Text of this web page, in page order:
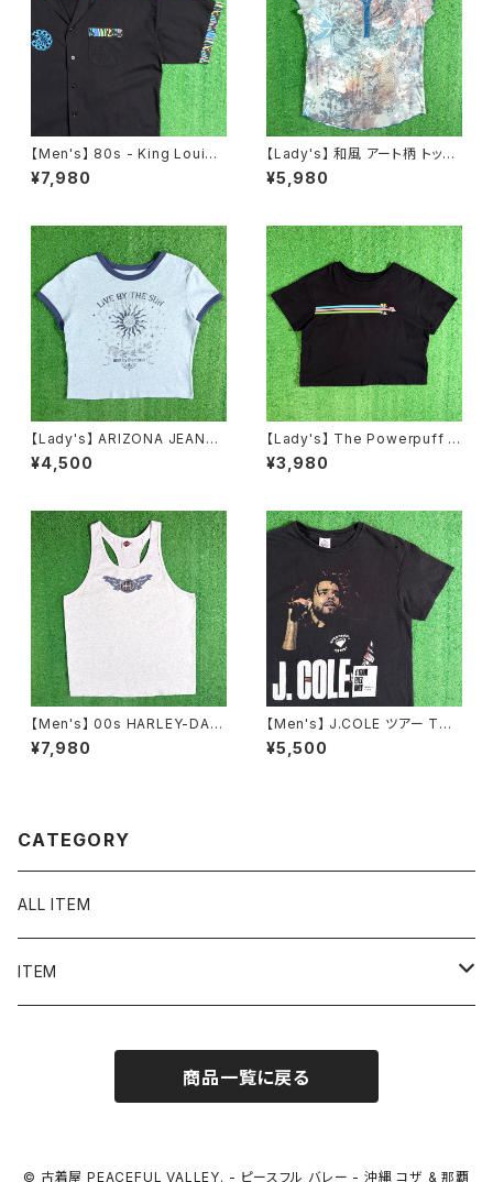
【Men's】 80s - King Louie
DOLPHIN 開襟 ボーリングシャ
ツ / アメリカ製 USA製 80年代
¥7,980
【Lady's】 和風 アート柄 トップ
ス / アメリカ製 USA製 古着 レ
ディース T-Shirt ティーシャツ
¥5,980
【Lady's】 ARIZONA JEANS
CO サン・ムーン モチーフ リン
ガー Tシャツ / ティーシャツ T-
¥4,500
【Lady's】 The Powerpuff G
irls Tシャツ / ティーシャツ T-S
hirt 古着 レディース パワーパフ
¥3,980
【Men's】 00s HARLEY-DAVI
DSON VENTURE タンクトップ
/ アメリカ製 USA製 古着 メン
¥7,980
【Men's】 J.COLE ツアー Tシ
ャツ / 古着 ティーシャツ T-Shir
t ラップ ヒップホップ N1551
¥5,500
CATEGORY
ALL ITEM
ITEM
シャツ／ブラウス
半袖シャツ / ブラウス
タンクトップ
商品一覧に戻る
© 古着屋 PEACEFUL VALLEY. - ピースフル バレー - 沖縄 コザ & 那覇